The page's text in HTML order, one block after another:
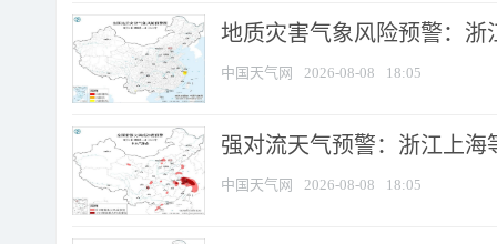
地质灾害气象风险预警：
中国天气网 2026-08-08 18:05
强对流天气预警：浙江上海
中国天气网 2026-08-08 18:05